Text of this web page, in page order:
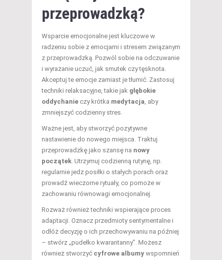
przeprowadzką?
Wsparcie emocjonalne jest kluczowe w
radzeniu sobie z emocjami i stresem związanym
z przeprowadzką. Pozwól sobie na odczuwanie
i wyrażanie uczuć, jak smutek czy tęsknota.
Akceptuj te emocje zamiast je tłumić. Zastosuj
techniki relaksacyjne, takie jak głębokie
oddychanie czy krótka medytacja, aby
zmniejszyć codzienny stres.
Ważne jest, aby stworzyć pozytywne
nastawienie do nowego miejsca. Traktuj
przeprowadzkę jako szansę na nowy
początek. Utrzymuj codzienną rutynę, np.
regularnie jedz posiłki o stałych porach oraz
prowadź wieczorne rytuały, co pomoże w
zachowaniu równowagi emocjonalnej.
Rozważ również techniki wspierające proces
adaptacji. Oznacz przedmioty sentymentalne i
odłóż decyzję o ich przechowywaniu na później
– stwórz „pudełko kwarantanny”. Możesz
również stworzyć cyfrowe albumy wspomnień